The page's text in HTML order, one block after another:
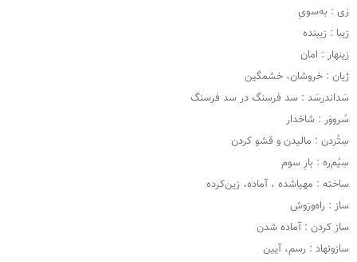
زی : به‌سویِ
زیبا : زیبنده
زینهار : امان
ژیان : خروشان، خشمگین
سَداندرسَد : سد فرسنگ در سد فرسنگ
سُرووَر : شاخدار
سِتُردن : مالیدن و قشو کردن
سِیُم‌ره : بارِ سوم
ساخته : مهیاشده ، آماده، زین‌کرده
ساز : راه‌ورَوش
ساز کردن : آماده شدن
سازونهاد : رسم، آیین